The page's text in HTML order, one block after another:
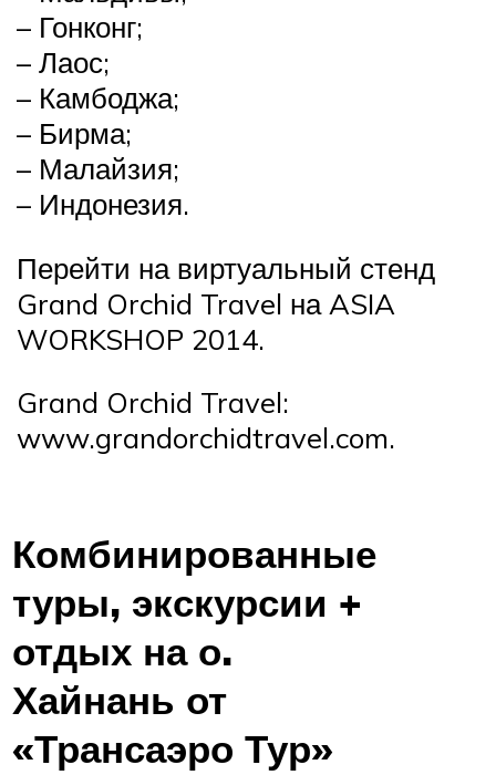
– Гонконг;
– Лаос;
– Камбоджа;
– Бирма;
– Малайзия;
– Индонезия.
Перейти на виртуальный стенд
Grand Orchid Travel на ASIA
WORKSHOP 2014.
Grand Orchid Travel:
www.grandorchidtravel.com.
Комбинированные
туры, экскурсии +
отдых на о.
Хайнань от
«Трансаэро Тур»